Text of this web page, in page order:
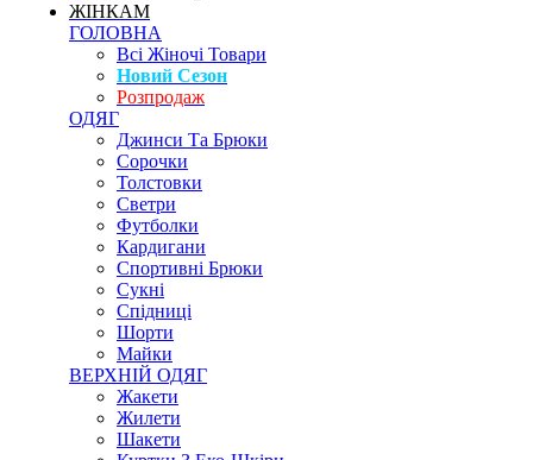
ЖІНКАМ
ГОЛОВНА
Всі Жіночі Товари
Новий Сезон
Розпродаж
ОДЯГ
Джинси Та Брюки
Сорочки
Толстовки
Светри
Футболки
Кардигани
Спортивні Брюки
Сукні
Спідниці
Шорти
Майки
ВЕРХНІЙ ОДЯГ
Жакети
Жилети
Шакети